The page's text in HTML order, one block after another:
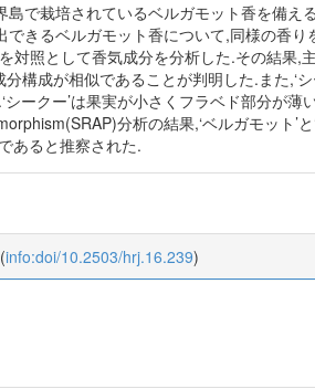
島で栽培されているベルガモット香を備
できるベルガモット香について,同様の香
対照として香気成分を分析した.その結果
構成が相似であることが判明した.また,‘
ークー’は果実が小さくフラベド部分が
分析の結果,‘ベルガモット’
あると推察された.
(info:doi/10.2503/hrj.16.239)